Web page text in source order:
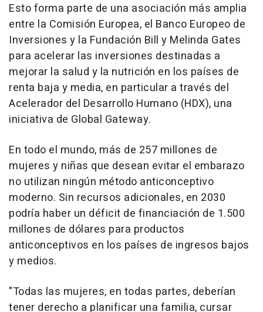
Esto forma parte de una asociación más amplia
entre la Comisión Europea, el Banco Europeo de
Inversiones y la Fundación Bill y Melinda Gates
para acelerar las inversiones destinadas a
mejorar la salud y la nutrición en los países de
renta baja y media, en particular a través del
Acelerador del Desarrollo Humano (HDX), una
iniciativa de Global Gateway.
En todo el mundo, más de 257 millones de
mujeres y niñas que desean evitar el embarazo
no utilizan ningún método anticonceptivo
moderno. Sin recursos adicionales, en 2030
podría haber un déficit de financiación de 1.500
millones de dólares para productos
anticonceptivos en los países de ingresos bajos
y medios.
"Todas las mujeres, en todas partes, deberían
tener derecho a planificar una familia, cursar